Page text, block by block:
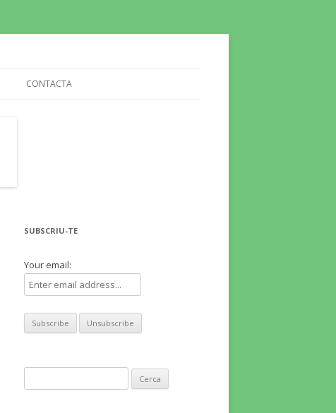
CONTACTA
SUBSCRIU-TE
Your email: